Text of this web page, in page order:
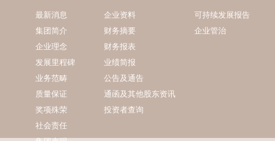
最新消息
集团简介
企业理念
发展里程碑
业务范畴
质量保证
奖项殊荣
社会责任
企业资料
财务摘要
财务报表
业绩简报
公告及通告
通函及其他股东资讯
投资者查询
可持续发展报告
企业管治